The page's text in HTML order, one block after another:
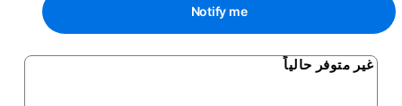
Notify me
غير متوفر حالياً